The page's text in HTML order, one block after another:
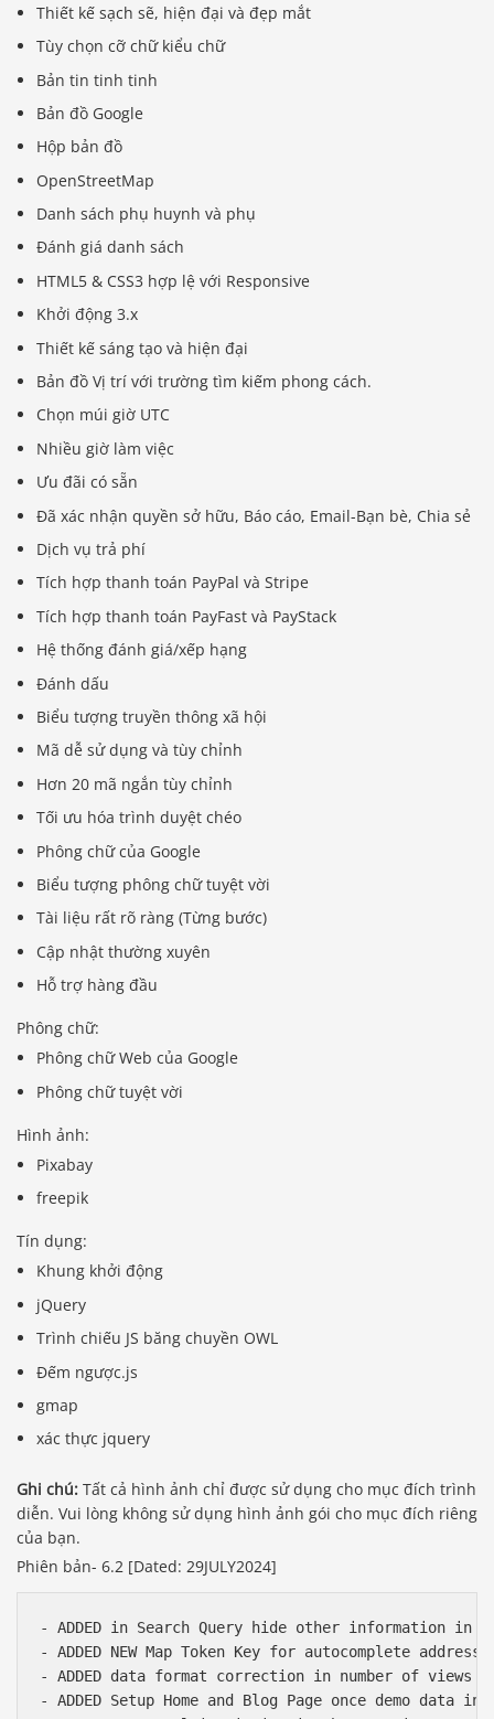
Thiết kế sạch sẽ, hiện đại và đẹp mắt
Tùy chọn cỡ chữ kiểu chữ
Bản tin tinh tinh
Bản đồ Google
Hộp bản đồ
OpenStreetMap
Danh sách phụ huynh và phụ
Đánh giá danh sách
HTML5 & CSS3 hợp lệ với Responsive
Khởi động 3.x
Thiết kế sáng tạo và hiện đại
Bản đồ Vị trí với trường tìm kiếm phong cách.
Chọn múi giờ UTC
Nhiều giờ làm việc
Ưu đãi có sẵn
Đã xác nhận quyền sở hữu, Báo cáo, Email-Bạn bè, Chia sẻ
Dịch vụ trả phí
Tích hợp thanh toán PayPal và Stripe
Tích hợp thanh toán PayFast và PayStack
Hệ thống đánh giá/xếp hạng
Đánh dấu
Biểu tượng truyền thông xã hội
Mã dễ sử dụng và tùy chỉnh
Hơn 20 mã ngắn tùy chỉnh
Tối ưu hóa trình duyệt chéo
Phông chữ của Google
Biểu tượng phông chữ tuyệt vời
Tài liệu rất rõ ràng (Từng bước)
Cập nhật thường xuyên
Hỗ trợ hàng đầu
Phông chữ:
Phông chữ Web của Google
Phông chữ tuyệt vời
Hình ảnh:
Pixabay
freepik
Tín dụng:
Khung khởi động
jQuery
Trình chiếu JS băng chuyền OWL
Đếm ngược.js
gmap
xác thực jquery
Ghi chú: Tất cả hình ảnh chỉ được sử dụng cho mục đích trình
diễn. Vui lòng không sử dụng hình ảnh gói cho mục đích riêng
của bạn.
Phiên bản- 6.2 [Dated: 29JULY2024]
- ADDED in Search Query hide other information in
- ADDED NEW Map Token Key for autocomplete address.
- ADDED data format correction in number of views
- ADDED Setup Home and Blog Page once demo data